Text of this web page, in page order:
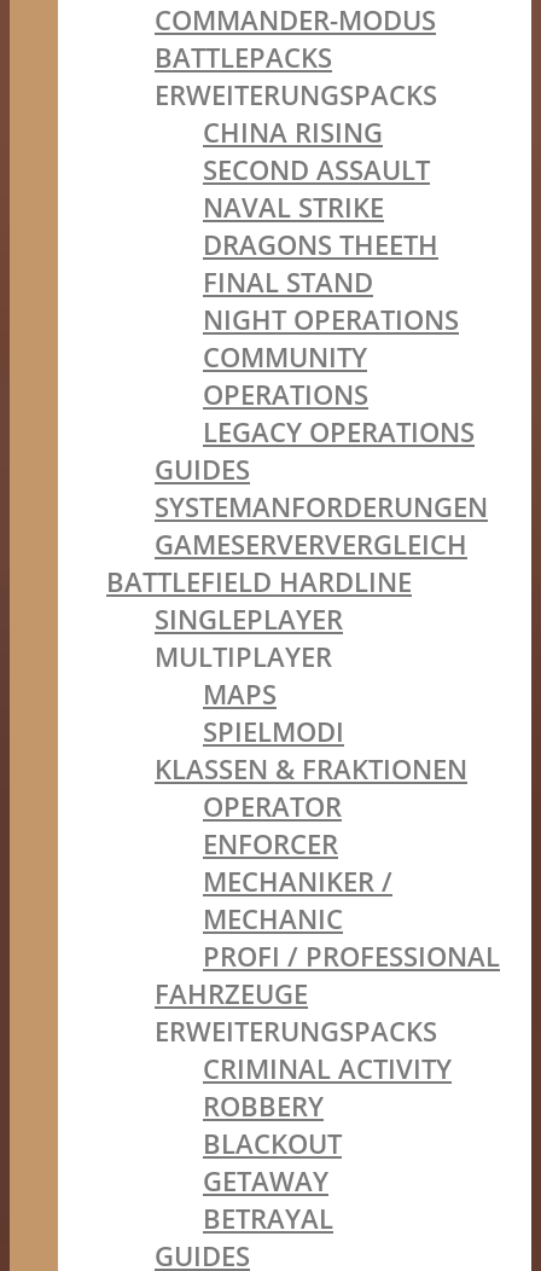
COMMANDER-MODUS
BATTLEPACKS
ERWEITERUNGSPACKS
CHINA RISING
SECOND ASSAULT
NAVAL STRIKE
DRAGONS THEETH
FINAL STAND
NIGHT OPERATIONS
COMMUNITY
OPERATIONS
LEGACY OPERATIONS
GUIDES
SYSTEMANFORDERUNGEN
GAMESERVERVERGLEICH
BATTLEFIELD HARDLINE
SINGLEPLAYER
MULTIPLAYER
MAPS
SPIELMODI
KLASSEN & FRAKTIONEN
OPERATOR
ENFORCER
MECHANIKER /
MECHANIC
PROFI / PROFESSIONAL
FAHRZEUGE
ERWEITERUNGSPACKS
CRIMINAL ACTIVITY
ROBBERY
BLACKOUT
GETAWAY
BETRAYAL
GUIDES